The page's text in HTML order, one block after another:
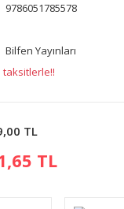
9786051785578
Bilfen Yayınları
taksitlerle!!
TL
TL